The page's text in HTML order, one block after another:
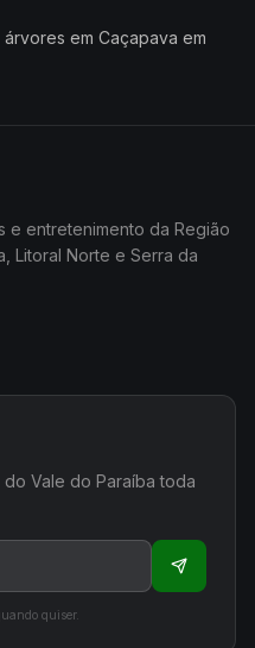
em Caçapava em
e entretenimento da Região
Litoral Norte e Serra da
Vale do Paraíba toda
quiser.